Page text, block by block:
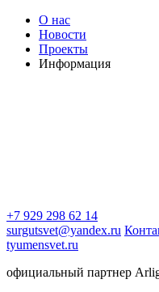
О нас
Новости
Проекты
Информация
+7 929 298 62 14
surgutsvet@yandex.ru
tyumensvet.ru
официальный партнер